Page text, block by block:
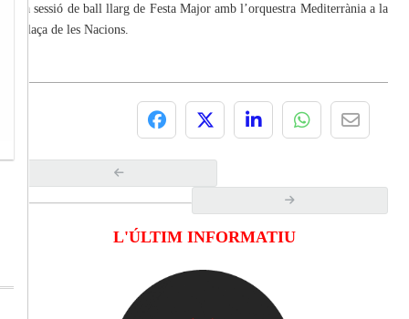
la sessió de ball llarg de Festa Major amb l’orquestra Mediterrània a la
plaça de les Nacions.
L'ÚLTIM INFORMATIU